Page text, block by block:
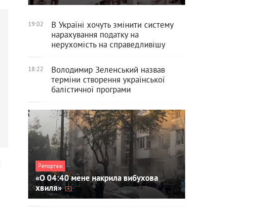
19:02
В Україні хочуть змінити систему
нарахування податку на
нерухомість на справедливішу
18:22
Володимир Зеленський назвав
терміни створення української
балістичної програми
Репортаж
«О 04:40 мене накрила вибухова
хвиля»